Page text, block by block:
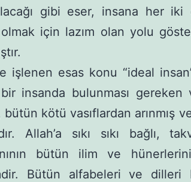
gibi eser, insana her iki
için lazım olan yolu
işlenen esas konu “ideal
insanda bulunması gereken
bütün kötü vasıflardan arınmış
Allah’a sıkı sıkı bağlı,
bütün ilim ve
Bütün alfabeleri ve dilleri